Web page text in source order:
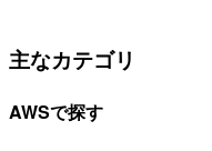
主なカテゴリ
AWSで探す